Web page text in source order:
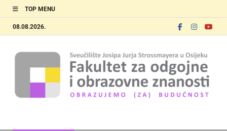
TOP MENU
08.08.2026.